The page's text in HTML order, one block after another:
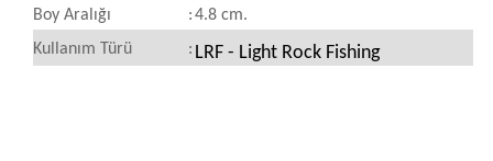
Boy Aralığı
:4.8 cm.
Kullanım Türü
: LRF - Light Rock Fishing